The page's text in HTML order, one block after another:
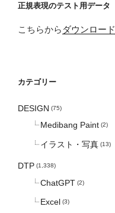
正規表現のテスト用データ
こちらから ダウンロード
カテゴリー
DESIGN (75)
Medibang Paint (2)
イラスト・写真 (13)
DTP (1,338)
ChatGPT (2)
Excel (3)